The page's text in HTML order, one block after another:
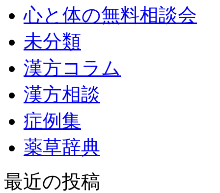
心と体の無料相談会
未分類
漢方コラム
漢方相談
症例集
薬草辞典
最近の投稿